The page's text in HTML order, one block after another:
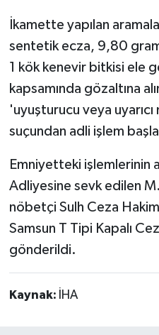
İkamette yapılan
sentetik ecza, 9,80
1 kök kenevir bitkisi ele
kapsamında gözaltına
'uyuşturucu veya
suçundan adli işlem
Emniyetteki işlemlerinin
Adliyesine sevk edilen
nöbetçi Sulh Ceza
Samsun T Tipi Kapalı
gönderildi.
Kaynak: İHA